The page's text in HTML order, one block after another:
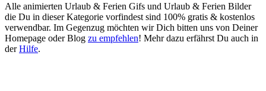
Alle animierten Urlaub & Ferien Gifs und Urlaub & Ferien Bilder
die Du in dieser Kategorie vorfindest sind 100% gratis & kostenlos
verwendbar. Im Gegenzug möchten wir Dich bitten uns von Deiner
Homepage oder Blog zu empfehlen! Mehr dazu erfährst Du auch in
derHilfe.